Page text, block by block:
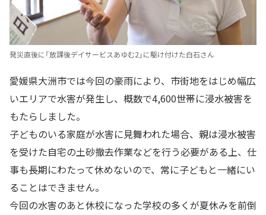
発災直後に「放課後デイサービスあゆむ2」に駆け付けた白石さん
愛媛県大洲市では今回の豪雨により、市街地をはじめ幅広
いエリアで水害が発生し、概数で4,600世帯に浸水被害を
もたらしました。
子どものいる家庭が水害に見舞われた場合、親は浸水被害
を受けた自宅の土砂撤去作業などを行う必要がある上、仕
事も長期にわたって休めないので、常に子どもと一緒にい
ることはできません。
今回の水害のあと休校になった学校の多くが夏休みを前倒